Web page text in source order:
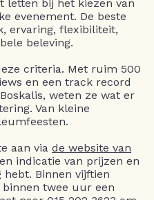
letten bij het kiezen van
evenement. De beste
ervaring, flexibiliteit,
beleving.
criteria. Met ruim 500
en een track record
weten ze wat er
Van kleine
aan via de website van
indicatie van prijzen en
hebt. Binnen vijftien
twee uur een